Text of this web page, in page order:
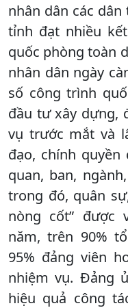
nhân dân các
tỉnh đạt nhiều
quốc phòng toàn
nhân dân ngày
số công trình
đầu tư xây dựng,
vụ trước mắt và
đạo, chính quyền
quan, ban,
trong đó, quân
nòng cốt” được
năm, trên 90%
95% đảng viên
nhiệm vụ. Đảng
hiệu quả công